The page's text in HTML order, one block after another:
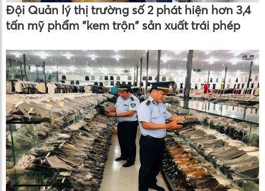
Đội Quản lý thị trường số 2 phát hiện hơn 3,4
tấn mỹ phẩm "kem trộn" sản xuất trái phép